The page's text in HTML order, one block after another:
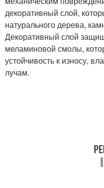
декоративный слой,
натурального дерева,
Декоративный слой
меламиновой смолы,
устойчивость к износу,
лучам.